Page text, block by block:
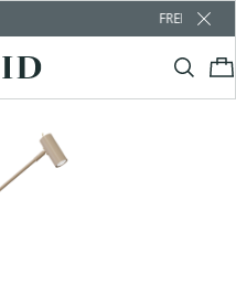
FREE SHIPPING OVER €100